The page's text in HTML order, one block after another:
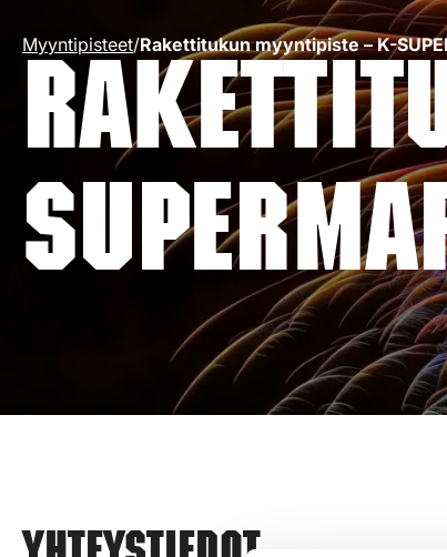
Myyntipisteet/Rakettitukun myyntipiste – K-